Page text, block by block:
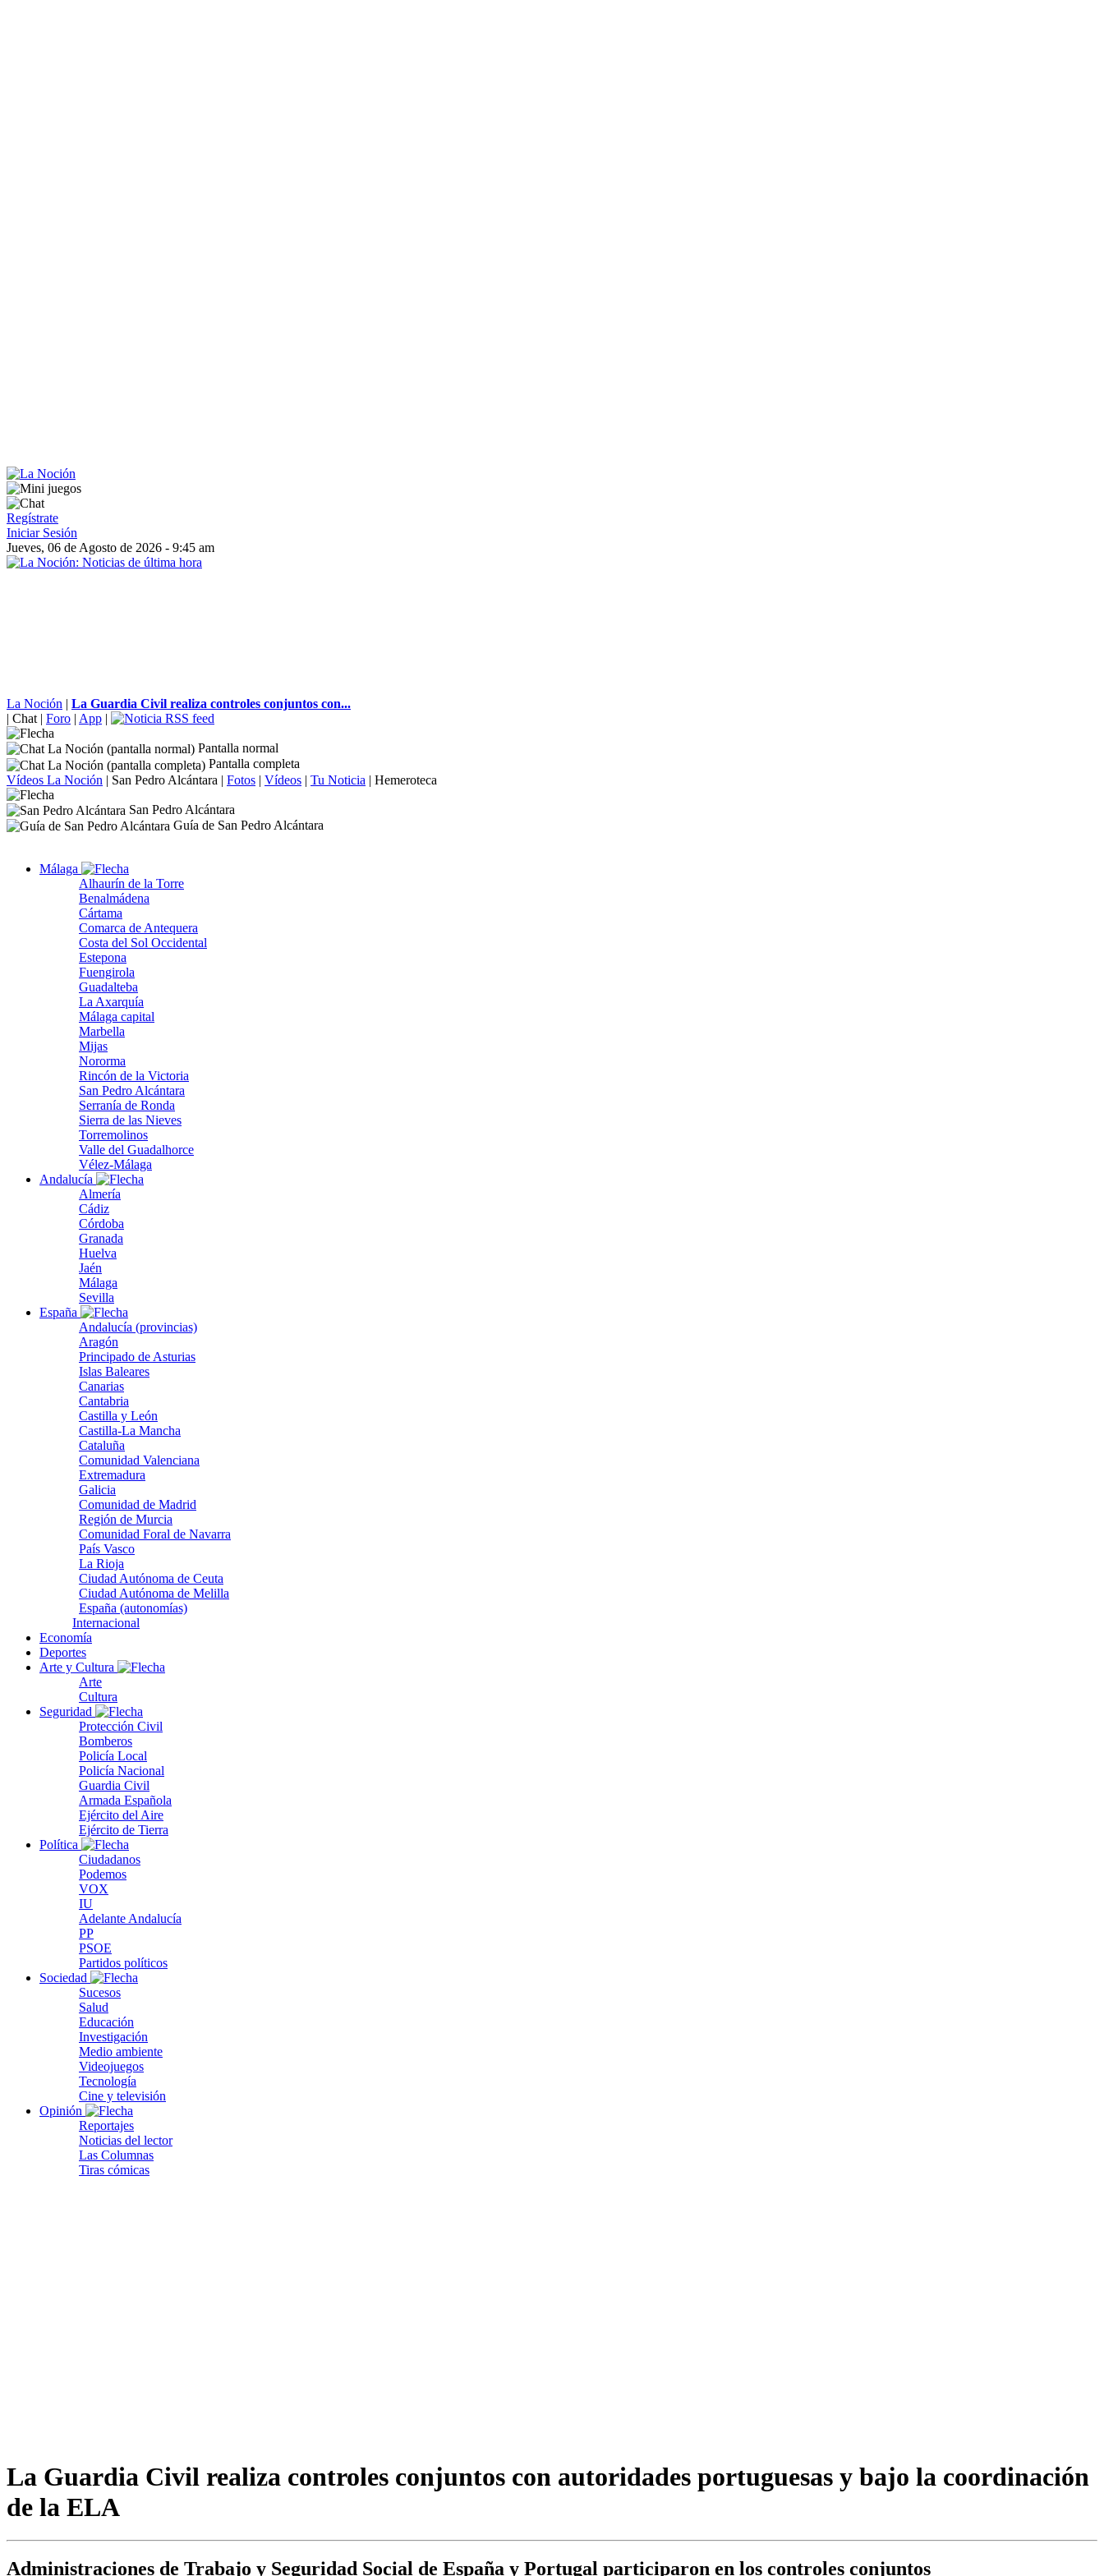
Regístrate
Iniciar Sesión
Jueves, 06 de Agosto de 2026 - 9:45 am
La Noción | La Guardia Civil realiza controles conjuntos con...
| Chat | Foro | App |
Pantalla normal
Pantalla completa
Vídeos La Noción | San Pedro Alcántara | Fotos | Vídeos | Tu Noticia | Hemeroteca
San Pedro Alcántara
Guía de San Pedro Alcántara
Málaga
Alhaurín de la Torre
Benalmádena
Cártama
Comarca de Antequera
Costa del Sol Occidental
Estepona
Fuengirola
Guadalteba
La Axarquía
Málaga capital
Marbella
Mijas
Nororma
Rincón de la Victoria
San Pedro Alcántara
Serranía de Ronda
Sierra de las Nieves
Torremolinos
Valle del Guadalhorce
Vélez-Málaga
Andalucía
Almería
Cádiz
Córdoba
Granada
Huelva
Jaén
Málaga
Sevilla
España
Andalucía (provincias)
Aragón
Principado de Asturias
Islas Baleares
Canarias
Cantabria
Castilla y León
Castilla-La Mancha
Cataluña
Comunidad Valenciana
Extremadura
Galicia
Comunidad de Madrid
Región de Murcia
Comunidad Foral de Navarra
País Vasco
La Rioja
Ciudad Autónoma de Ceuta
Ciudad Autónoma de Melilla
España (autonomías)
Internacional
Economía
Deportes
Arte y Cultura
Arte
Cultura
Seguridad
Protección Civil
Bomberos
Policía Local
Policía Nacional
Guardia Civil
Armada Española
Ejército del Aire
Ejército de Tierra
Política
Ciudadanos
Podemos
VOX
IU
Adelante Andalucía
PP
PSOE
Partidos políticos
Sociedad
Sucesos
Salud
Educación
Investigación
Medio ambiente
Videojuegos
Tecnología
Cine y televisión
Opinión
Reportajes
Noticias del lector
Las Columnas
Tiras cómicas
La Guardia Civil realiza controles conjuntos con autoridades portuguesas y bajo la coordinación
de la ELA
Administraciones de Trabajo y Seguridad Social de España y Portugal participaron en los controles conjuntos